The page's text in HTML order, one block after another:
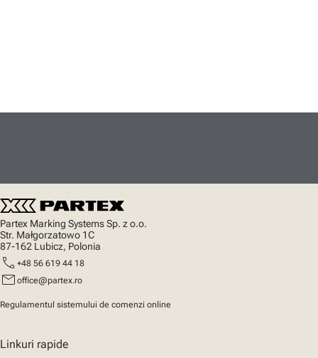
Partex Marking Systems Sp. z o.o.
Str. Małgorzatowo 1C
87-162 Lubicz, Polonia
call +48 56 619 44 18
mail office@partex.ro
Regulamentul sistemului de comenzi online
Linkuri rapide